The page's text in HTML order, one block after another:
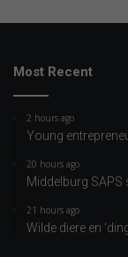
Most Recent
2 hours ago
Young
20 hours ago
Middelburg
21 hours ago
Wilde diere en